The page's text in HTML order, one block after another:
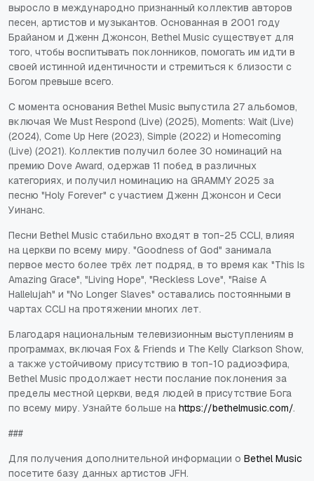
выросло в международно признанный коллектив авторов
песен, артистов и музыкантов. Основанная в 2001 году
Брайаном и Дженн Джонсон, Bethel Music существует для
того, чтобы воспитывать поклонников, помогать им идти в
своей истинной идентичности и стремиться к близости с
Богом превыше всего.
С момента основания Bethel Music выпустила 27 альбомов,
включая We Must Respond (Live) (2025), Moments: Wait (Live)
(2024), Come Up Here (2023), Simple (2022) и Homecoming
(Live) (2021). Коллектив получил более 30 номинаций на
премию Dove Award, одержав 11 побед в различных
категориях, и получил номинацию на GRAMMY 2025 за
песню "Holy Forever" с участием Дженн Джонсон и Сеси
Уинанс.
Песни Bethel Music стабильно входят в топ-25 CCLI, влияя
на церкви по всему миру. "Goodness of God" занимала
первое место более трёх лет подряд, в то время как "This Is
Amazing Grace", "Living Hope", "Reckless Love", "Raise A
Hallelujah" и "No Longer Slaves" оставались постоянными в
чартах CCLI на протяжении многих лет.
Благодаря национальным телевизионным выступлениям в
программах, включая Fox & Friends и The Kelly Clarkson Show,
а также устойчивому присутствию в топ-10 радиоэфира,
Bethel Music продолжает нести послание поклонения за
пределы местной церкви, ведя людей в присутствие Бога
по всему миру. Узнайте больше на https://bethelmusic.com/.
###
Для получения дополнительной информации о Bethel Music
посетите базу данных артистов JFH.